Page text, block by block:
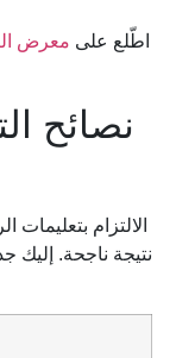
اطّلع على معرض
نصائح
الالتزام
نتيجة ناجحة. إليك